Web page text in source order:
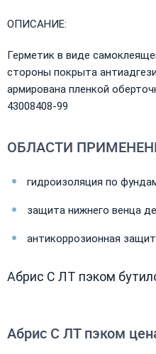
ОПИСАНИЕ:
Герметик в виде
стороны покрыта
армирована пленкой
43008408-99
ОБЛАСТИ
гидроизоляция по
защита нижнего венца
антикоррозионная
Абрис С ЛТ пэком
Абрис С ЛТ пэком